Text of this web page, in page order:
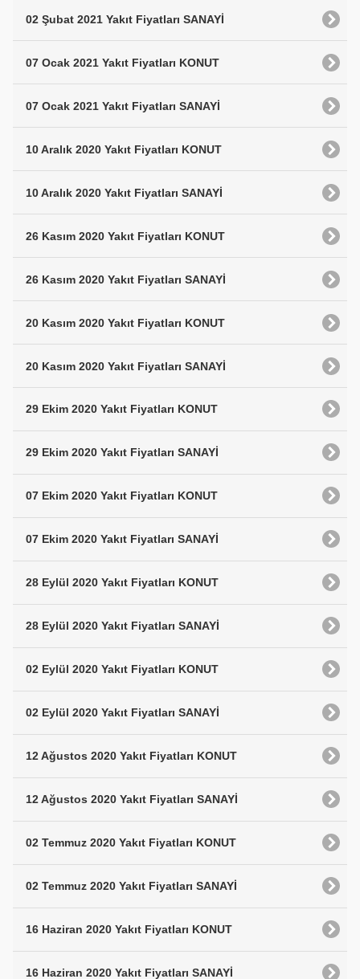
02 Şubat 2021 Yakıt Fiyatları SANAYİ
07 Ocak 2021 Yakıt Fiyatları KONUT
07 Ocak 2021 Yakıt Fiyatları SANAYİ
10 Aralık 2020 Yakıt Fiyatları KONUT
10 Aralık 2020 Yakıt Fiyatları SANAYİ
26 Kasım 2020 Yakıt Fiyatları KONUT
26 Kasım 2020 Yakıt Fiyatları SANAYİ
20 Kasım 2020 Yakıt Fiyatları KONUT
20 Kasım 2020 Yakıt Fiyatları SANAYİ
29 Ekim 2020 Yakıt Fiyatları KONUT
29 Ekim 2020 Yakıt Fiyatları SANAYİ
07 Ekim 2020 Yakıt Fiyatları KONUT
07 Ekim 2020 Yakıt Fiyatları SANAYİ
28 Eylül 2020 Yakıt Fiyatları KONUT
28 Eylül 2020 Yakıt Fiyatları SANAYİ
02 Eylül 2020 Yakıt Fiyatları KONUT
02 Eylül 2020 Yakıt Fiyatları SANAYİ
12 Ağustos 2020 Yakıt Fiyatları KONUT
12 Ağustos 2020 Yakıt Fiyatları SANAYİ
02 Temmuz 2020 Yakıt Fiyatları KONUT
02 Temmuz 2020 Yakıt Fiyatları SANAYİ
16 Haziran 2020 Yakıt Fiyatları KONUT
16 Haziran 2020 Yakıt Fiyatları SANAYİ